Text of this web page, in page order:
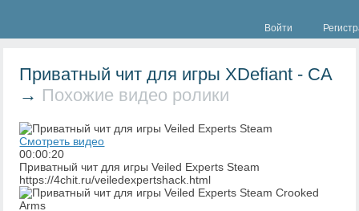
Войти
Приватный чит для игры XDefiant - CA
→ Похожие видео ролики
Смотреть видео
00:00:20
Приватный чит для игры Veiled Experts Steam
https://4chit.ru/veiledexpertshack.html